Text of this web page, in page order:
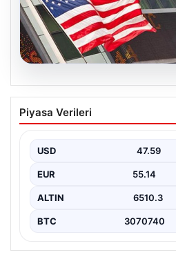
05.08.2026
FED faiz kararı ne
Nisan ayı faiz
Piyasa Verileri
USD 47.59
EUR 55.14
ALTIN 6510.3
BTC 3070740